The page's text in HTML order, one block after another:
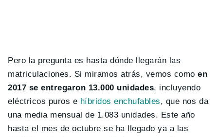
Pero la pregunta es hasta dónde llegarán las
matriculaciones. Si miramos atrás, vemos comoen
2017 se entregaron 13.000 unidades, incluyendo
eléctricos puros e híbridos enchufables, que nos da
una media mensual de 1.083 unidades. Este año
hasta el mes de octubre se ha llegado ya a las